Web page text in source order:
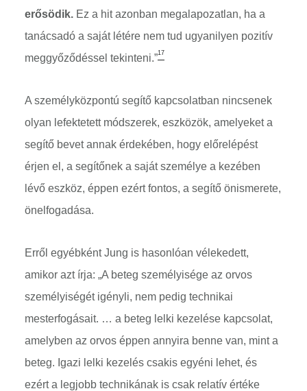
erősödik. Ez a hit azonban megalapozatlan, ha a
tanácsadó a saját létére nem tud ugyanilyen pozitív
meggyőződéssel tekinteni.”17
A személyközpontú segítő kapcsolatban nincsenek
olyan lefektetett módszerek, eszközök, amelyeket a
segítő bevet annak érdekében, hogy előrelépést
érjen el, a segítőnek a saját személye a kezében
lévő eszköz, éppen ezért fontos, a segítő önismerete,
önelfogadása.
Erről egyébként Jung is hasonlóan vélekedett,
amikor azt írja: „A beteg személyisége az orvos
személyiségét igényli, nem pedig technikai
mesterfogásait. … a beteg lelki kezelése kapcsolat,
amelyben az orvos éppen annyira benne van, mint a
beteg. Igazi lelki kezelés csakis egyéni lehet, és
ezért a legjobb technikának is csak relatív értéke